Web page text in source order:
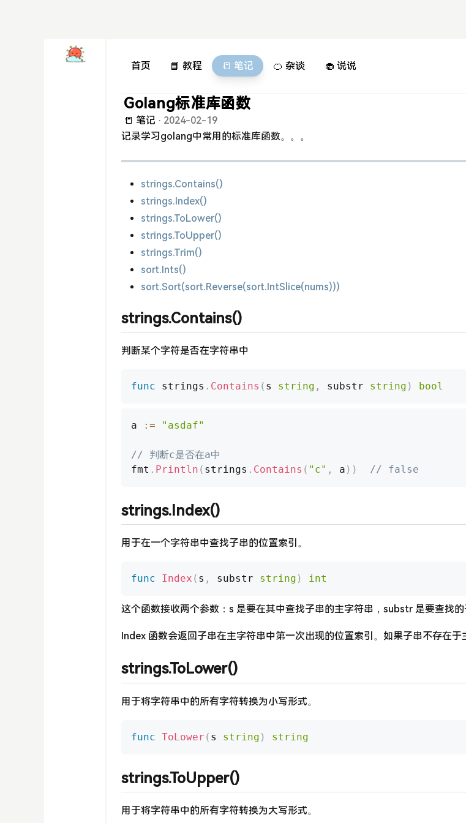
首页 📘 教程 📒 笔记 🍊 杂谈 🧁 说说
Golang标准库函数
📒 笔记 · 2024-02-19
记录学习golang中常用的标准库函数。。。
strings.Contains()
strings.Index()
strings.ToLower()
strings.ToUpper()
strings.Trim()
sort.Ints()
sort.Sort(sort.Reverse(sort.IntSlice(nums)))
strings.Contains()
判断某个字符是否在字符串中
func strings . Contains ( s string , substr string ) bool
a := "asdaf"
// 判断c是否在a中
fmt . Println ( strings . Contains ( "c" , a ) ) // false
strings.Index()
用于在一个字符串中查找子串的位置索引。
func Index ( s , substr string ) int
这个函数接收两个参数：s 是要在其中查找子串的主字符串，substr 是要查找的
Index 函数会返回子串在主字符串中第一次出现的位置索引。如果子串不存在于
strings.ToLower()
用于将字符串中的所有字符转换为小写形式。
func ToLower ( s string ) string
strings.ToUpper()
用于将字符串中的所有字符转换为大写形式。